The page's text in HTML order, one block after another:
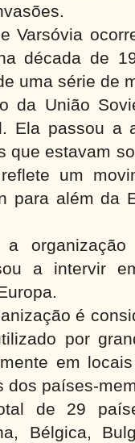
Varsóvia
década de
uma série de
da União
Ela passou a
que estavam
um
para além da
a intervir
é
por
em
dos países-
de 29
Bélgica,